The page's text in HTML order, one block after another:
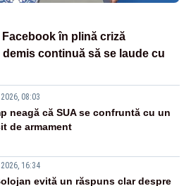
Facebook în plină criză
continuă să se laude cu
08:03
neagă că SUA se confruntă cu un
de armament
16:34
evită un răspuns clar despre